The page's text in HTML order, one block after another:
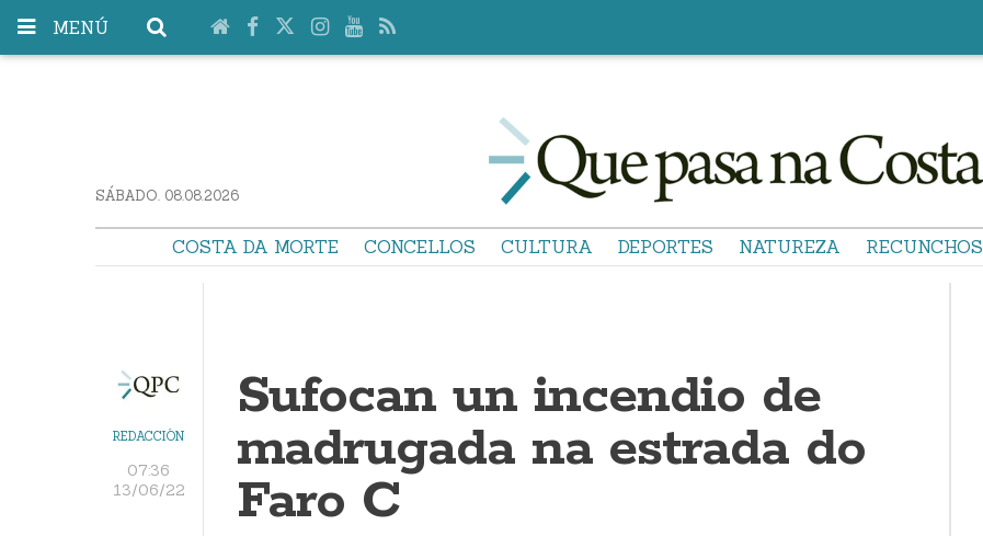
MENÚ
SÁBADO. 08.08.2026
COSTA DA MORTE CONCELLOS CULTURA DEPORTES NATUREZA RECUNCHOS
REDACCIÓN
07:36
13/06/22
Sufocan un incendio de
madrugada na estrada do
Faro C